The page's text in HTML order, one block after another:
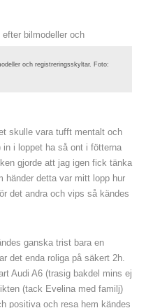
och registreringsskyltar. Foto:
skulle vara tufft mentalt och
i loppet ha så ont i fötterna
gjorde att jag igen fick tänka
händer detta var mitt lopp hur
det andra och vips så kändes
ganska trist bara en
det enda roliga på säkert 2h.
Audi A6 (trasig bakdel mins ej
(tack Evelina med familj)
positiva och resa hem kändes